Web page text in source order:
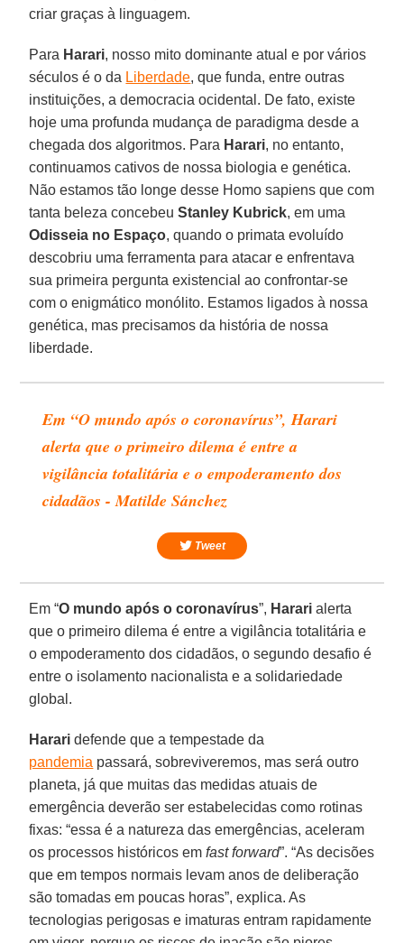
criar graças à linguagem.
Para Harari, nosso mito dominante atual e por vários
séculos é o da Liberdade, que funda, entre outras
instituições, a democracia ocidental. De fato, existe
hoje uma profunda mudança de paradigma desde a
chegada dos algoritmos. Para Harari, no entanto,
continuamos cativos de nossa biologia e genética.
Não estamos tão longe desse Homo sapiens que com
tanta beleza concebeuStanley Kubrick, em uma
Odisseia no Espaço, quando o primata evoluído
descobriu uma ferramenta para atacar e enfrentava
sua primeira pergunta existencial ao confrontar-se
com o enigmático monólito. Estamos ligados à nossa
genética, mas precisamos da história de nossa
liberdade.
Em “O mundo após o coronavírus”, Harari
alerta que o primeiro dilema é entre a
vigilância totalitária e o empoderamento dos
cidadãos - Matilde Sánchez
Tweet
Em “O mundo após o coronavírus”, Harari alerta
que o primeiro dilema é entre a vigilância totalitária e
o empoderamento dos cidadãos, o segundo desafio é
entre o isolamento nacionalista e a solidariedade
global.
Harari defende que a tempestade da
pandemia passará, sobreviveremos, mas será outro
planeta, já que muitas das medidas atuais de
emergência deverão ser estabelecidas como rotinas
fixas: “essa é a natureza das emergências, aceleram
os processos históricos emfast forward”. “As decisões
que em tempos normais levam anos de deliberação
são tomadas em poucas horas”, explica. As
tecnologias perigosas e imaturas entram rapidamente